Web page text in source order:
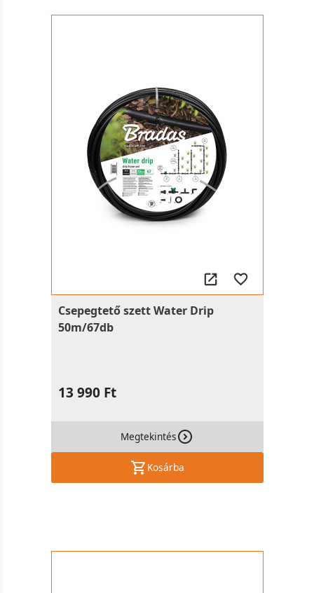
Csepegtető szett Water Drip
50m/67db
13 990 Ft
Megtekintés
Kosárba